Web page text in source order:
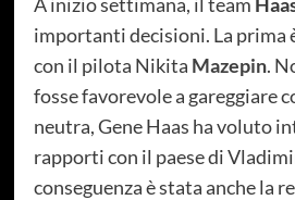
importanti decisioni. La prima
con il pilota Nikita Mazepin.
fosse favorevole a gareggiare
neutra, Gene Haas ha voluto
rapporti con il paese di
conseguenza è stata anche la